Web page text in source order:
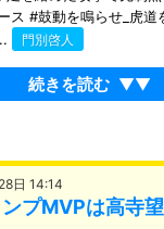
ス #鼓動を鳴らせ_虎道
門別啓人
続きを読む ▼▼
日 14:14
プMVPは高寺